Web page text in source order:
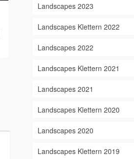
Landscapes 2025
Landscapes – Landschaften unserer
Erde fotografiert von Alex Hanicke,
Michael Zedel, Richard Hartmann
Weiterlesen
Landscapes 2023
Landscapes Klettern 2022
Landscapes 2022
Landscapes Klettern 2021
Landscapes 2021
Landscapes Klettern 2020
Landscapes 2020
Landscapes Klettern 2019